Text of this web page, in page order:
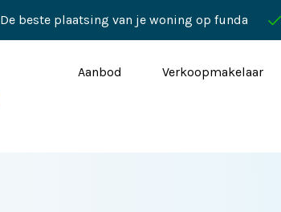
De beste plaatsing van je woning op funda
Aanbod Verkoopmakelaar